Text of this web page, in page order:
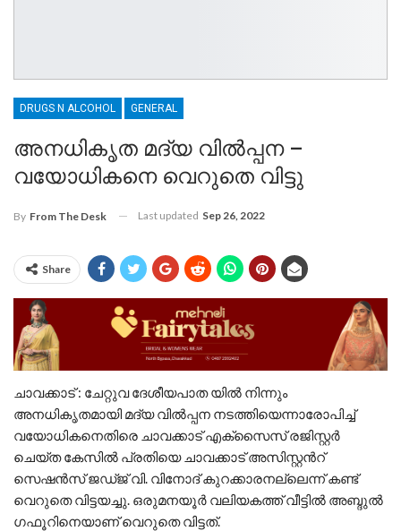
DRUGS N ALCOHOL GENERAL
അനധികൃത മദ്യ വിൽപ്പന –
വയോധികനെ വെറുതെ വിട്ടു
By From The Desk Last updated Sep 26, 2022
Share
ചാവക്കാട് : ചേറ്റുവ ദേശീയപാത യിൽ നിന്നും
അനധികൃതമായി മദ്യ വിൽപ്പന നടത്തിയെന്നാരോപിച്ച്
വയോധികനെതിരെ ചാവക്കാട് എക്സൈസ് രജിസ്റ്റർ
ചെയ്ത കേസിൽ പ്രതിയെ ചാവക്കാട് അസിസ്റ്റൻറ്
സെഷൻസ് ജഡ്ജ് വി. വിനോദ് കുറക്കാരനല്ലെന്ന് കണ്ട്
വെറുതെ വിട്ടയച്ചു. ഒരുമനയൂർ വലിയകത്ത് വീട്ടിൽ അബ്ദുൽ
ഗഫൂറിനെയാണ് വെറുതെ വിട്ടത്.